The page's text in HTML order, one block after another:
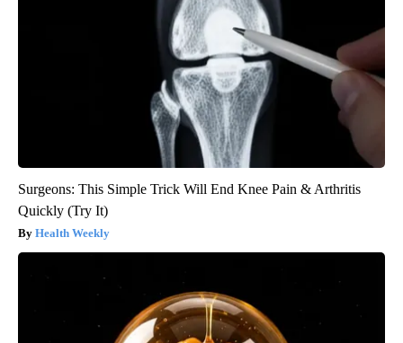
Surgeons: This Simple Trick Will End Knee Pain & Arthritis
Quickly (Try It)
Health Weekly